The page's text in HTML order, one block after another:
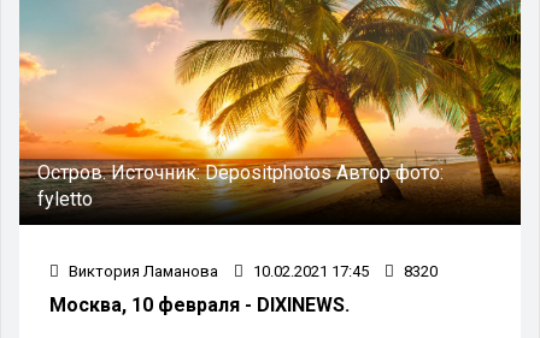
Остров.Источник:DepositphotosАвтор фото:
fyletto
Виктория Ламанова 10.02.2021 17:45 8320
Москва, 10 февраля - DIXINEWS.